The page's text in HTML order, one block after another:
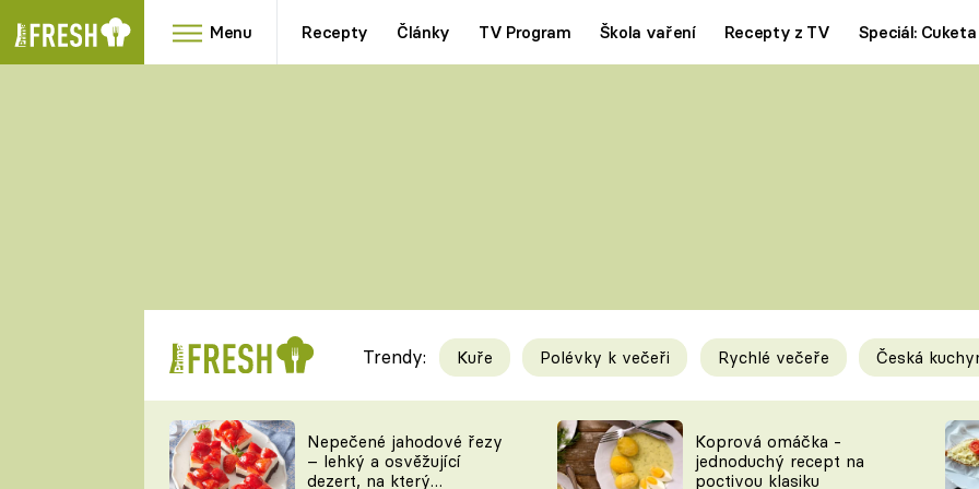
Menu Recepty Články TV Program Škola vaření Recepty z TV Speciál: Cuketa
RYCHLOVKY
Videorecepty
TEĎ VAŘÍ ŠÉF!
Tipy a triky
KAM ZA JÍDLEM
Trendy: Kuře Polévky k večeři Rychlé večeře Česká
Nepečené jahodové řezy
– lehký a osvěžující
dezert, na který
Koprová omáčka -
jednoduchý recept na
poctivou klasiku